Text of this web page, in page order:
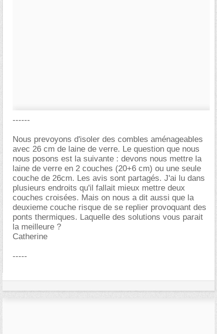
------
Nous prevoyons d'isoler des combles aménageables
avec 26 cm de laine de verre. Le question que nous
nous posons est la suivante : devons nous mettre la
laine de verre en 2 couches (20+6 cm) ou une seule
couche de 26cm. Les avis sont partagés. J'ai lu dans
plusieurs endroits qu'il fallait mieux mettre deux
couches croisées. Mais on nous a dit aussi que la
deuxieme couche risque de se replier provoquant des
ponts thermiques. Laquelle des solutions vous parait
la meilleure ?
Catherine
-----